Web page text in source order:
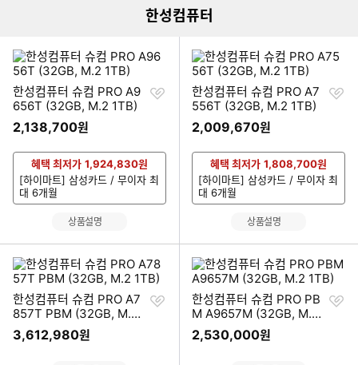
한성컴퓨터
한성컴퓨터 슈컴 PRO A9
656T (32GB, M.2 1TB)
2,138,700원
찜
혜택 최저가 1,924,830원
[하이마트] 삼성카드 / 무이자 최
대 6개월
상품설명
한성컴퓨터 슈컴 PRO A7
556T (32GB, M.2 1TB)
2,009,670원
찜
혜택 최저가 1,808,700원
[하이마트] 삼성카드 / 무이자 최
대 6개월
상품설명
한성컴퓨터 슈컴 PRO A7
857T PBM (32GB, M.2 1
TB)
3,612,980원
찜
한성컴퓨터 슈컴 PRO PB
M A9657M (32GB, M.2
1TB)
2,530,000원
찜